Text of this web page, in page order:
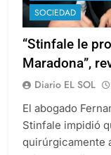
SOCIEDAD
“Stinfale le
Maradona”,
Diario EL SOL
El abogado
Stinfale impidió
quirúrgicamente